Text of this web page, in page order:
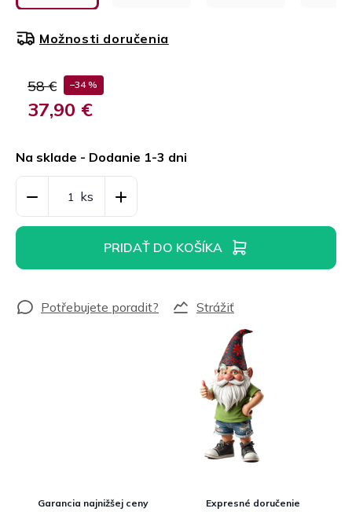
58 € –34 %
37,90 €
cena:
Na sklade - Dodanie 1-3 dni
Možnosti doručenia
PRIDAŤ DO KOŠÍKA
Strážiť
Garancia najnižšej ceny
Expresné doručenie